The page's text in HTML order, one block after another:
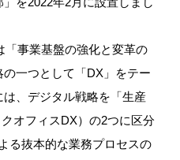
「事業基盤の強化と変革の
一つとして「DX」をテー
、デジタル戦略を「生産
オフィスDX）の2つに区分
る抜本的な業務プロセスの